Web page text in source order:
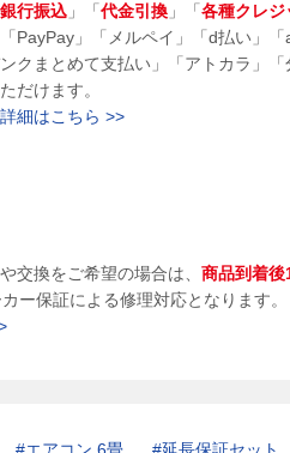
銀行振込 」「 代金引換 」「 各種クレジ
PayPay」「メルペイ」「d払い」
クまとめて支払い」「アトカラ」「
だけます。
細はこちら >>
交換をご希望の場合は、 商品到着後
ー保証による修理対応となります。